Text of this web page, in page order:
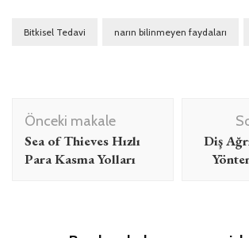
Bitkisel Tedavi narın bilinmeyen faydaları
Yazı
dolaşımı
Önceki makale
Sea of Thieves Hızlı
Para Kasma Yolları
Diş